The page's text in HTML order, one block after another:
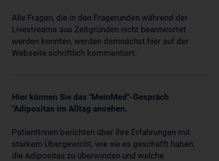
Alle Fragen, die in den Fragerunden während der
Livestreams aus Zeitgründen nicht beantwortet
werden konnten, werden demnächst hier auf der
Webseite schriftlich kommentiert.
Hier können Sie das "MeinMed"-Gespräch
"Adipositas im Alltag ansehen.
PatientInnen berichten über ihre Erfahrungen mit
starkem Übergewicht, wie sie es geschafft haben,
die Adipositas zu überwinden und welche